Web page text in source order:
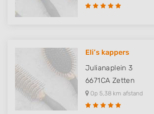
Eli’s kappers
Julianaplein 3
6671CA Zetten
Op 5,38 km afstand